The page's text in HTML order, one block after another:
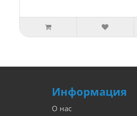
Информация
О нас